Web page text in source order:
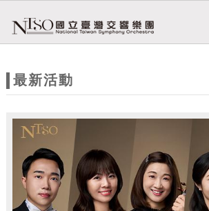
站
題
最新活動